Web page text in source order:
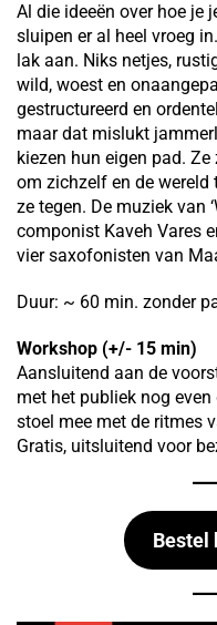
Al die ideeën over hoe je
sluipen er al heel vroeg
lak aan. Niks netjes,
wild, woest en
gestructureerd en
maar dat mislukt
kiezen hun eigen pad.
om zichzelf en de wereld
ze tegen. De muziek van
componist Kaveh Vares
vier saxofonisten van
Duur: ~ 60 min. zonder
Workshop (+/- 15 min)
Aansluitend aan de
met het publiek nog
stoel mee met de ritmes
Gratis, uitsluitend voor
Bestel